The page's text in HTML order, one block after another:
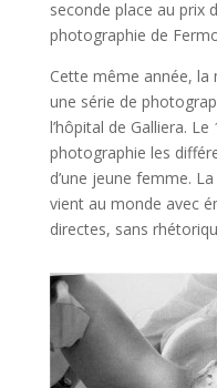
seconde place au prix
photographie de
Cette même année, la
une série de
l’hôpital de Galliera.
photographie les
d’une jeune femme.
vient au monde avec
directes, sans